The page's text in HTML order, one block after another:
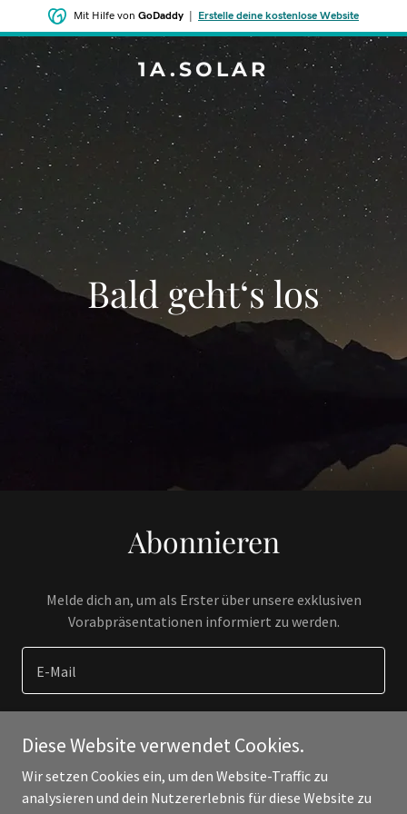
Mit Hilfe von GoDaddy Erstelle deine kostenlose Website
1A.SOLAR
Bald geht‘s los
Abonnieren
Melde dich an, um als Erster über unsere exklusiven
Vorabpräsentationen informiert zu werden.
E-Mail
REGISTRIEREN
Diese Website verwendet Cookies.
Wir setzen Cookies ein, um den Website-Traffic zu
analysieren und dein Nutzererlebnis für diese Website zu